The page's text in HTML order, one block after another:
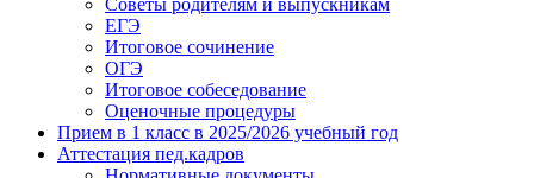
Советы родителям и выпускникам
ЕГЭ
Итоговое сочинение
ОГЭ
Итоговое собеседование
Оценочные процедуры
Прием в 1 класс в 2025/2026 учебный год
Аттестация пед.кадров